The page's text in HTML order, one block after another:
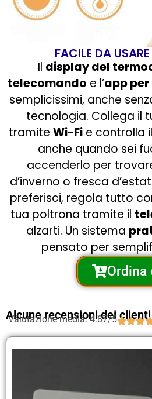
FACILE DA
Il display del
telecomando e l’app
semplicissimi, anche
tecnologia. Collega il
tramite Wi-Fi e controlla
anche quando sei
accenderlo per
d’inverno o fresca
preferisci, regola tutto
tua poltrona tramite il
alzarti. Un sistema
pensato per
Ordina
Alcune recensioni dei clienti
Valutazione media: 4.87/5